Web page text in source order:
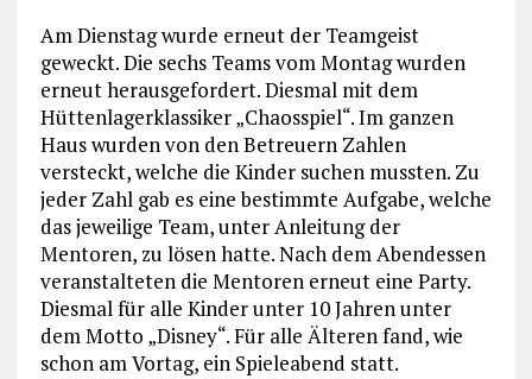
Am Dienstag wurde erneut der Teamgeist
geweckt. Die sechs Teams vom Montag wurden
erneut herausgefordert. Diesmal mit dem
Hüttenlagerklassiker „Chaosspiel“. Im ganzen
Haus wurden von den Betreuern Zahlen
versteckt, welche die Kinder suchen mussten. Zu
jeder Zahl gab es eine bestimmte Aufgabe, welche
das jeweilige Team, unter Anleitung der
Mentoren, zu lösen hatte. Nach dem Abendessen
veranstalteten die Mentoren erneut eine Party.
Diesmal für alle Kinder unter 10 Jahren unter
dem Motto „Disney“. Für alle Älteren fand, wie
schon am Vortag, ein Spieleabend statt.